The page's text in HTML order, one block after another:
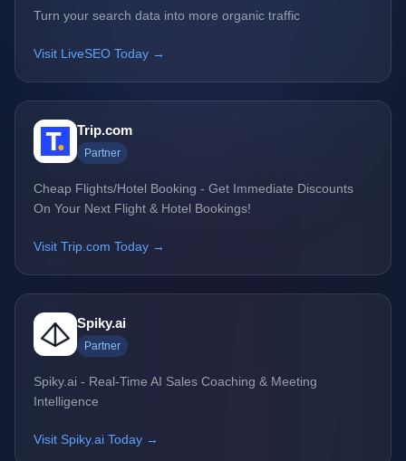
Turn your search data into more organic traffic
Visit LiveSEO Today →
Trip.com
Partner
Cheap Flights/Hotel Booking - Get Immediate Discounts
On Your Next Flight & Hotel Bookings!
Visit Trip.com Today →
Spiky.ai
Partner
Spiky.ai - Real-Time AI Sales Coaching & Meeting
Intelligence
Visit Spiky.ai Today →